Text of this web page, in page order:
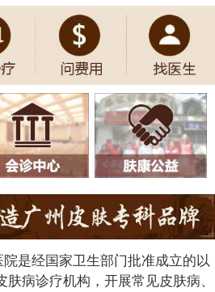
是经国家卫生部门批准成立的以
病诊疗机构，开展常见皮肤病、